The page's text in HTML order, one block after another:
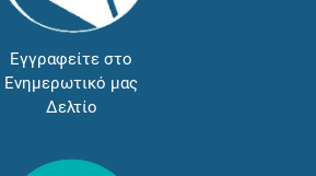
Εγγραφείτε στο
Ενημερωτικό μας
Δελτίο